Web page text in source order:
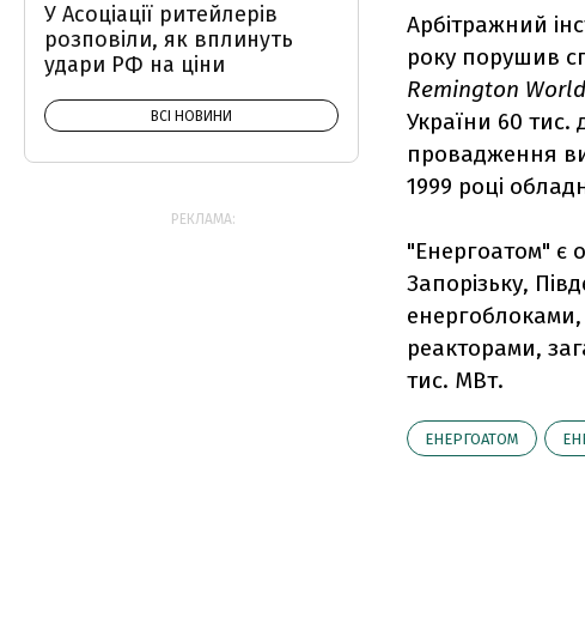
Арбітражний
року порушив
Remington
України 60 тис.
провадження
1999 році
"Енергоатом" є
Запорізьку,
реакторами,
тис. МВт.
ЕНЕРГОАТОМ
У Асоціації ритейлерів
розповіли, як вплинуть
удари РФ на ціни
ВСІ НОВИНИ
РЕКЛАМА: